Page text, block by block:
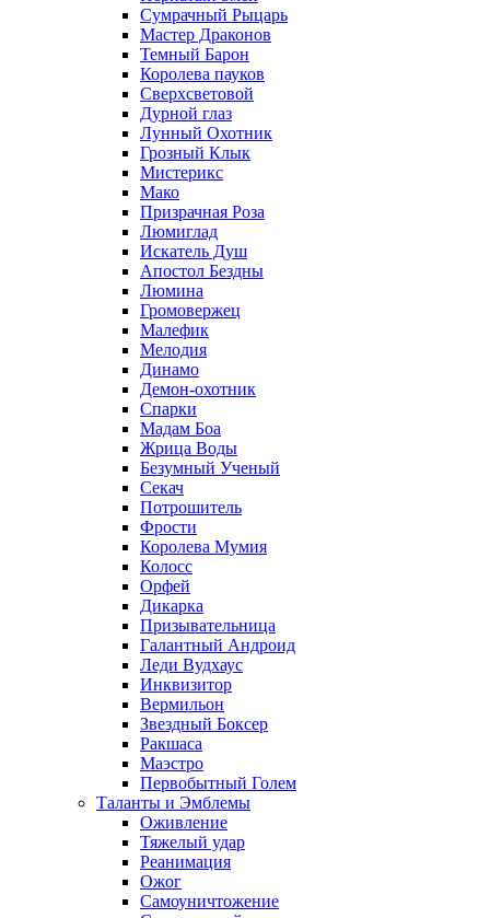
Сумрачный Рыцарь
Мастер Драконов
Темный Барон
Королева пауков
Сверхсветовой
Дурной глаз
Лунный Охотник
Грозный Клык
Мистерикс
Мако
Призрачная Роза
Люмиглад
Искатель Душ
Апостол Бездны
Люмина
Громовержец
Малефик
Мелодия
Динамо
Демон-охотник
Спарки
Мадам Боа
Жрица Воды
Безумный Ученый
Секач
Потрошитель
Фрости
Королева Мумия
Колосс
Орфей
Дикарка
Призывательница
Галантный Андроид
Леди Вудхаус
Инквизитор
Вермильон
Звездный Боксер
Ракшаса
Маэстро
Первобытный Голем
Таланты и Эмблемы
Оживление
Тяжелый удар
Реанимация
Ожог
Самоуничтожение